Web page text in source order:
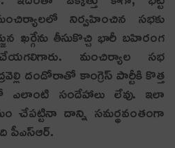
నిర్వహించిన సభకు
ఖర్గేను తీసుకొచ్చి భారీ బహిరంగ
మంచిర్యాల సభ
దండోరాతో కాంగ్రెస్ పార్టీకి కొత్త
ఎలాంటి సందేహాలు లేవు. ఇలా
చేపట్టినా దాన్ని సమర్థవంతంగా
పీఎస్ఆర్.